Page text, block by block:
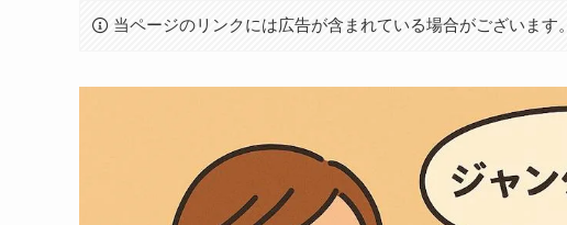
当ページのリンクには広告が含まれている場合がございます。